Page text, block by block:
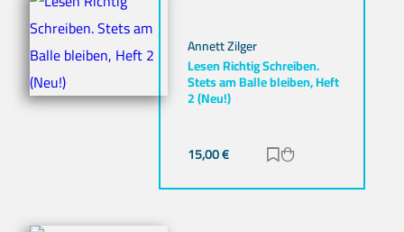
Annett Zilger
Lesen Richtig Schreiben.
Stets am Balle bleiben, Heft
2 (Neu!)
15,00€ Zur Merkliste